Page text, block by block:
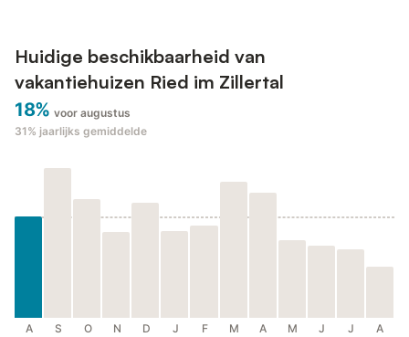
Huidige beschikbaarheid van
vakantiehuizen Ried im Zillertal
18% voor augustus
31% jaarlijks gemiddelde
A S O N D J F M A M J J A